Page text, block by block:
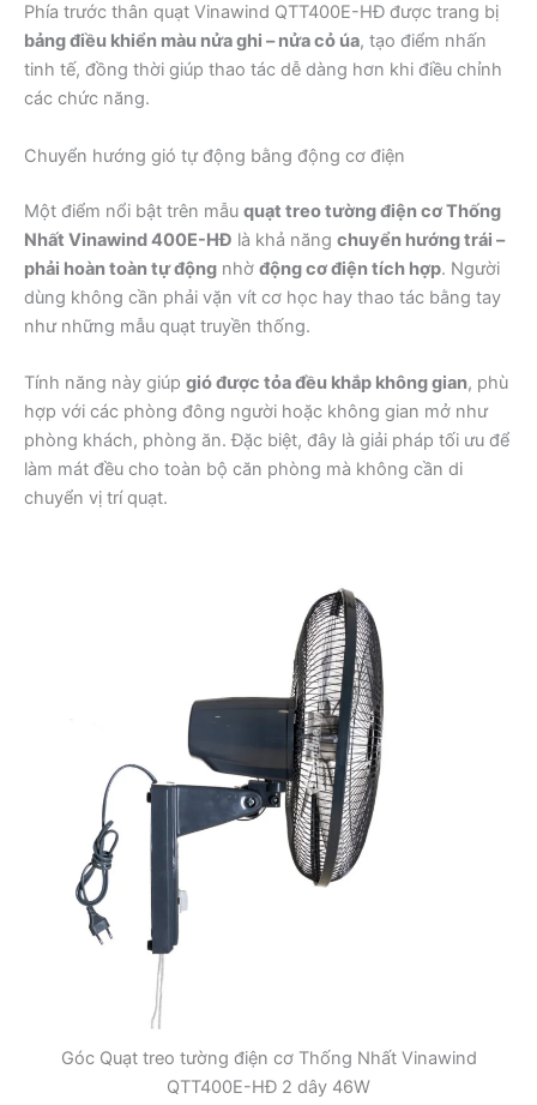
Phía trước thân quạt Vinawind QTT400E-HĐ được trang bị
bảng điều khiển màu nửa ghi – nửa cỏ úa, tạo điểm nhấn
tinh tế, đồng thời giúp thao tác dễ dàng hơn khi điều chỉnh
các chức năng.
Chuyển hướng gió tự động bằng động cơ điện
Một điểm nổi bật trên mẫu quạt treo tường điện cơ Thống
Nhất Vinawind 400E-HĐ là khả năng chuyển hướng trái –
phải hoàn toàn tự động nhờ động cơ điện tích hợp. Người
dùng không cần phải vặn vít cơ học hay thao tác bằng tay
như những mẫu quạt truyền thống.
Tính năng này giúp gió được tỏa đều khắp không gian, phù
hợp với các phòng đông người hoặc không gian mở như
phòng khách, phòng ăn. Đặc biệt, đây là giải pháp tối ưu để
làm mát đều cho toàn bộ căn phòng mà không cần di
chuyển vị trí quạt.
Góc Quạt treo tường điện cơ Thống Nhất Vinawind
QTT400E-HĐ 2 dây 46W